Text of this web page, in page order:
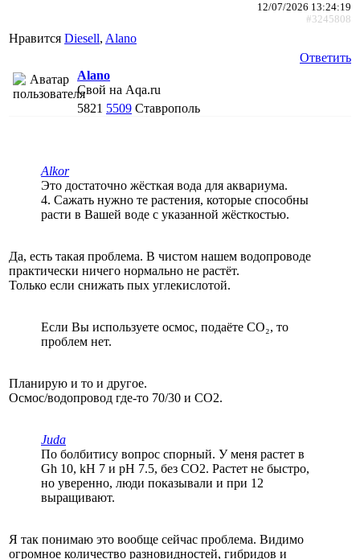
12/07/2026 13:24:19
#3245808
Нравится Diesell, Alano
Ответить
Alano
Свой на Aqa.ru
5821 5509 Ставрополь
Alkor
Это достаточно жёсткая вода для аквариума.
4. Сажать нужно те растения, которые способны
расти в Вашей воде с указанной жёсткостью.
Да, есть такая проблема. В чистом нашем водопроводе
практически ничего нормально не растёт.
Только если снижать пых углекислотой.
Если Вы используете осмос, подаёте СО₂, то
проблем нет.
Планирую и то и другое.
Осмос/водопровод где-то 70/30 и СО2.
Juda
По болбитису вопрос спорный. У меня растет в
Gh 10, kH 7 и pH 7.5, без СО2. Растет не быстро,
но уверенно, люди показывали и при 12
выращивают.
Я так понимаю это вообще сейчас проблема. Видимо
огромное количество разновидностей, гибридов и